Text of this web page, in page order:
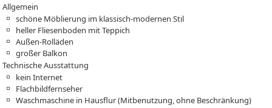
Allgemein
schöne Möblierung im klassisch-modernen Stil
heller Fliesenboden mit Teppich
Außen-Rolläden
großer Balkon
Technische Ausstattung
kein Internet
Flachbildfernseher
Waschmaschine in Hausflur (Mitbenutzung, ohne Beschränkung)